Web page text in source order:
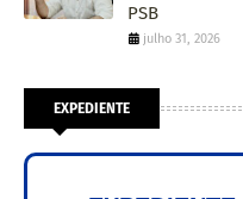
PSB
julho 31, 2026
EXPEDIENTE